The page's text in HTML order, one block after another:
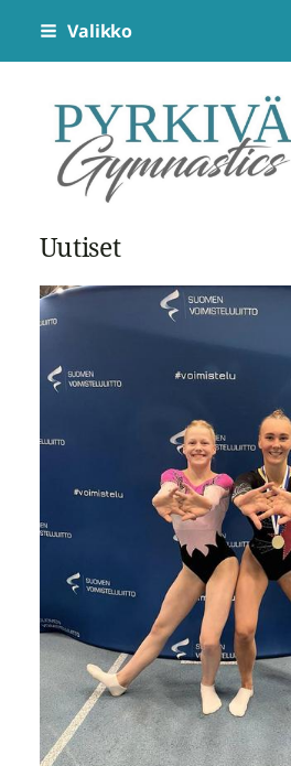
Siirry
sivun
sisältöön
Valikko
Pyrkivä Gymnastics
Uutiset